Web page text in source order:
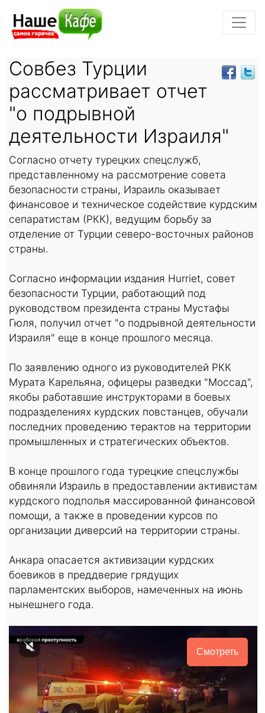
Совбез Турции
рассматривает отчет
"о подрывной
деятельности Израиля"
Согласно отчету турецких спецслужб,
представленному на рассмотрение совета
безопасности страны, Израиль оказывает
финансовое и техническое содействие курдским
сепаратистам (РКК), ведущим борьбу за
отделение от Турции северо-восточных районов
страны.
Согласно информации издания Hurriet, совет
безопасности Турции, работающий под
руководством президента страны Мустафы
Гюля, получил отчет "о подрывной деятельности
Израиля" еще в конце прошлого месяца.
По заявлению одного из руководителей РКК
Мурата Карельяна, офицеры разведки "Моссад",
якобы работавшие инструкторами в боевых
подразделениях курдских повстанцев, обучали
последних проведению терактов на территории
промышленных и стратегических объектов.
В конце прошлого года турецкие спецслужбы
обвиняли Израиль в предоставлении активистам
курдского подполья массированной финансовой
помощи, а также в проведении курсов по
организации диверсий на территории страны.
Анкара опасается активизации курдских
боевиков в преддверие грядущих
парламентских выборов, намеченных на июнь
нынешнего года.
Смотреть